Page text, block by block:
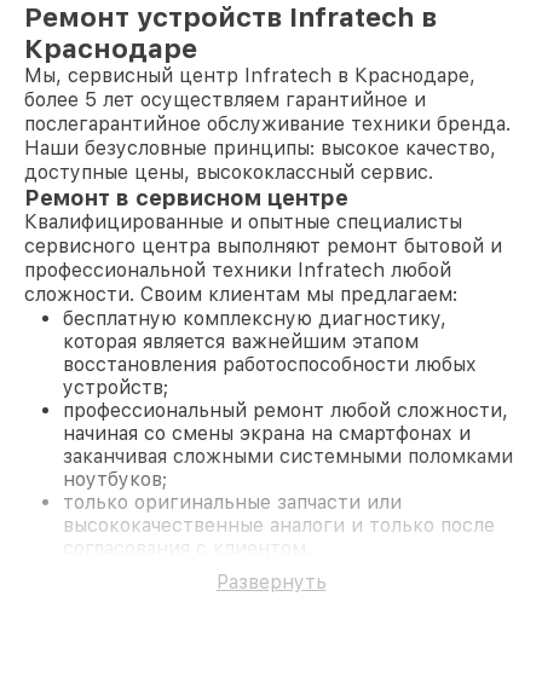
Ремонт устройств Infratech в
Краснодаре
Мы, сервисный центр Infratech в Краснодаре,
более 5 лет осуществляем гарантийное и
послегарантийное обслуживание техники бренда.
Наши безусловные принципы: высокое качество,
доступные цены, высококлассный сервис.
Ремонт в сервисном центре
Квалифицированные и опытные специалисты
сервисного центра выполняют ремонт бытовой и
профессиональной техники Infratech любой
сложности. Своим клиентам мы предлагаем:
бесплатную комплексную диагностику,
которая является важнейшим этапом
восстановления работоспособности любых
устройств;
профессиональный ремонт любой сложности,
начиная со смены экрана на смартфонах и
заканчивая сложными системными поломками
ноутбуков;
только оригинальные запчасти или
высококачественные аналоги и только после
согласования с клиентом.
На все работы и замененные комплектующие
предоставляется длительная гарантия. В случае
Развернуть